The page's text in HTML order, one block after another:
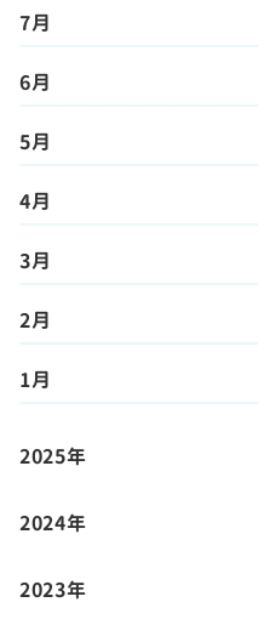
7月
6月
5月
4月
3月
2月
1月
2025年
2024年
2023年